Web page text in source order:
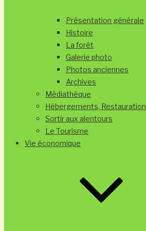
Présentation générale
Histoire
La forêt
Galerie photo
Photos anciennes
Archives
Médiathèque
Hébergements, Restauration
Sortir aux alentours
Le Tourisme
Vie économique